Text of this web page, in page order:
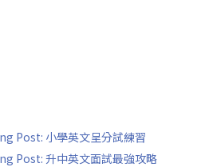
Post: 小學英文呈分試練習
Post: 升中英文面試最強攻略